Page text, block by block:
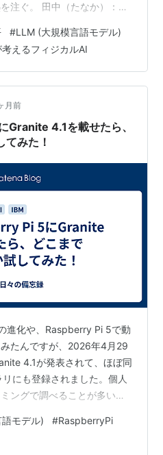
注ぐ。 田中（たなか）：最
スピードに少し焦りを感じ
身体」を持ったとき、医療
日はよろしくお願いしま
間でも「AI」の話題でもち
が話しているのって、画像
で…
#LLM (大規模言語モデル)
えるフィジカルAI
月前
4.1を載せたら、
てみた！
進化や、Raspberry Pi 5で動
たんですが、2026年4月29
4.1が発表されて、ほぼ同
にも登録されました。個人
ングで調べることが多いの
Ollama経由でGranite 4.1の
8GB RAM）に載せて、
モデル) #RaspberryPi